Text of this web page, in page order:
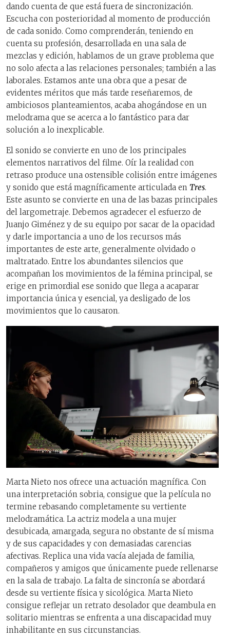
dando cuenta de que está fuera de sincronización.
Escucha con posterioridad al momento de producción
de cada sonido. Como comprenderán, teniendo en
cuenta su profesión, desarrollada en una sala de
mezclas y edición, hablamos de un grave problema que
no solo afecta a las relaciones personales; también a las
laborales. Estamos ante una obra que a pesar de
evidentes méritos que más tarde reseñaremos, de
ambiciosos planteamientos, acaba ahogándose en un
melodrama que se acerca a lo fantástico para dar
solución a lo inexplicable.
El sonido se convierte en uno de los principales
elementos narrativos del filme. Oír la realidad con
retraso produce una ostensible colisión entre imágenes
y sonido que está magníficamente articulada en Tres.
Este asunto se convierte en una de las bazas principales
del largometraje. Debemos agradecer el esfuerzo de
Juanjo Giménez y de su equipo por sacar de la opacidad
y darle importancia a uno de los recursos más
importantes de este arte, generalmente olvidado o
maltratado. Entre los abundantes silencios que
acompañan los movimientos de la fémina principal, se
erige en primordial ese sonido que llega a acaparar
importancia única y esencial, ya desligado de los
movimientos que lo causaron.
Marta Nieto nos ofrece una actuación magnífica. Con
una interpretación sobria, consigue que la película no
termine rebasando completamente su vertiente
melodramática. La actriz modela a una mujer
desubicada, amargada, segura no obstante de sí misma
y de sus capacidades y con demasiadas carencias
afectivas. Replica una vida vacía alejada de familia,
compañeros y amigos que únicamente puede rellenarse
en la sala de trabajo. La falta de sincronía se abordará
desde su vertiente física y sicológica. Marta Nieto
consigue reflejar un retrato desolador que deambula en
solitario mientras se enfrenta a una discapacidad muy
inhabilitante en sus circunstancias.